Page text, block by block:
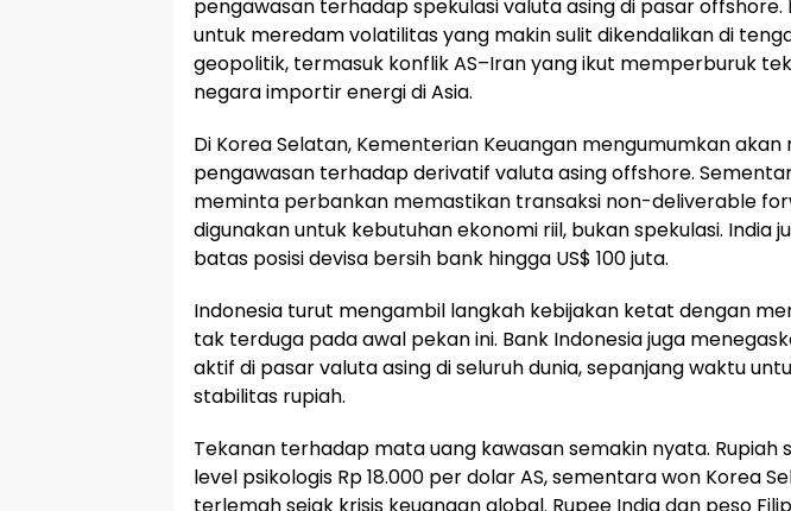
pengawasan terhadap spekulasi valuta asing di pasar offshore.
untuk meredam volatilitas yang makin sulit dikendalikan di
geopolitik, termasuk konflik AS–Iran yang ikut memperburuk
negara importir energi di Asia.
Di Korea Selatan, Kementerian Keuangan mengumumkan
pengawasan terhadap derivatif valuta asing offshore.
meminta perbankan memastikan transaksi non-deliverable
digunakan untuk kebutuhan ekonomi riil, bukan spekulasi. India
batas posisi devisa bersih bank hingga US$ 100 juta.
Indonesia turut mengambil langkah kebijakan ketat dengan
tak terduga pada awal pekan ini. Bank Indonesia juga
aktif di pasar valuta asing di seluruh dunia, sepanjang waktu
stabilitas rupiah.
Tekanan terhadap mata uang kawasan semakin nyata.
level psikologis Rp 18.000 per dolar AS, sementara won Korea
terlemah sejak krisis keuangan global. Rupee India dan peso